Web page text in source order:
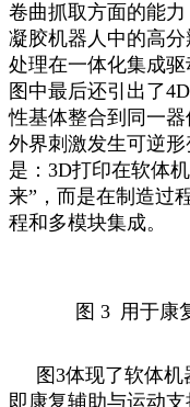
卷曲抓取方面的能
凝胶机器人中的高
处理在一体化集成驱
图中最后还引出了
性基体整合到同一
外界刺激发生可逆
是：3D打印在软体
来”，而是在制造过
程和多模块集成。
图 3 用于康
图3体现了软体机
即康复辅助与运动